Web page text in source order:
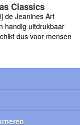
Classics
de Jeanines Art
handig uitdrukbaar
dus voor mensen